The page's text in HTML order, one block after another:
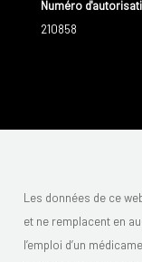
Numéro
210858
Les données de ce
et ne remplacent en
l’emploi d’un